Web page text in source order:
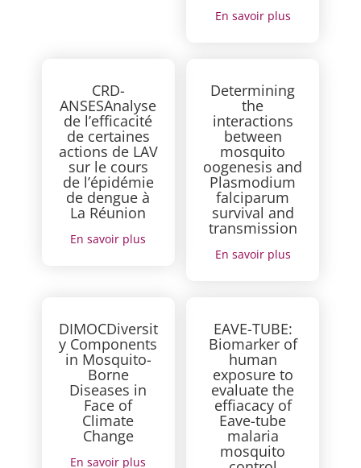
En savoir plus
CRD-
ANSESAnalyse
de l’efficacité
de certaines
actions de LAV
sur le cours
de l’épidémie
de dengue à
La Réunion
En savoir plus
Determining
the
interactions
between
mosquito
oogenesis and
Plasmodium
falciparum
survival and
transmission
En savoir plus
DIMOCDiversit
y Components
in Mosquito-
Borne
Diseases in
Face of
Climate
Change
En savoir plus
EAVE-TUBE:
Biomarker of
human
exposure to
evaluate the
effiacacy of
Eave-tube
malaria
mosquito